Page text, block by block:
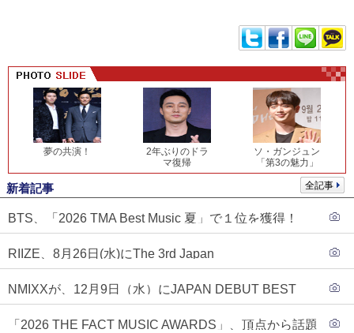
夢の共演！
2年ぶりのドラ
マ復帰
ソ・ガンジュン
「第3の魅力」
全記事
新着記事
BTS、「2026 TMA Best Music 夏」で１位を獲得！
RIIZE、8月26日(水)にThe 3rd Japan
NMIXXが、12月9日（水）にJAPAN DEBUT BEST
「2026 THE FACT MUSIC AWARDS」、頂点から話題